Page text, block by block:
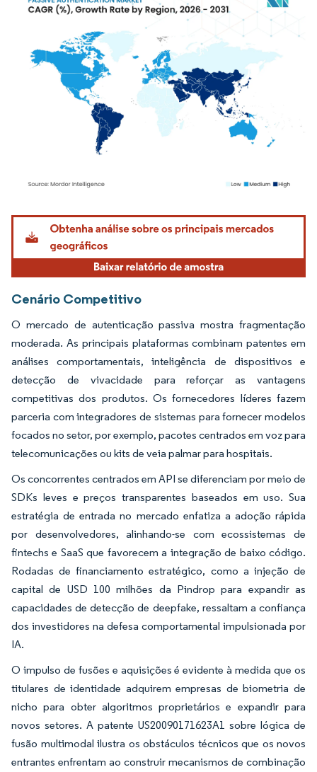
Imagem © Mordor Intelligence. O reuso requer atribuição conforme CC BY 4.0.
Cenário Competitivo
O mercado de autenticação passiva mostra fragmentação
moderada. As principais plataformas combinam patentes em
análises comportamentais, inteligência de dispositivos e
detecção de vivacidade para reforçar as vantagens
competitivas dos produtos. Os fornecedores líderes fazem
parceria com integradores de sistemas para fornecer modelos
focados no setor, por exemplo, pacotes centrados em voz para
telecomunicações ou kits de veia palmar para hospitais.
Os concorrentes centrados em API se diferenciam por meio de
SDKs leves e preços transparentes baseados em uso. Sua
estratégia de entrada no mercado enfatiza a adoção rápida
por desenvolvedores, alinhando-se com ecossistemas de
fintechs e SaaS que favorecem a integração de baixo código.
Rodadas de financiamento estratégico, como a injeção de
capital de USD 100 milhões da Pindrop para expandir as
capacidades de detecção de deepfake, ressaltam a confiança
dos investidores na defesa comportamental impulsionada por
IA.
O impulso de fusões e aquisições é evidente à medida que os
titulares de identidade adquirem empresas de biometria de
nicho para obter algoritmos proprietários e expandir para
novos setores. A patente US20090171623A1 sobre lógica de
fusão multimodal ilustra os obstáculos técnicos que os novos
entrantes enfrentam ao construir mecanismos de combinação